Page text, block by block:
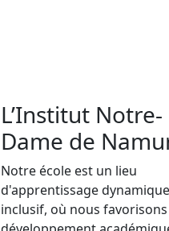
L’Institut Notre-
Dame de
Notre école est un lieu
d'apprentissage
inclusif, où nous